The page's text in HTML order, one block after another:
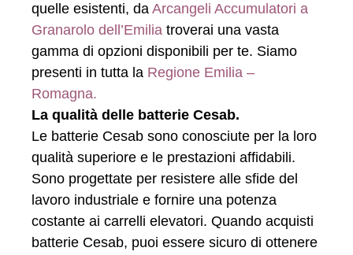
quelle esistenti, da Arcangeli Accumulatori a
Granarolo dell’Emilia troverai una vasta
gamma di opzioni disponibili per te. Siamo
presenti in tutta la Regione Emilia –
Romagna.
La qualità delle batterie Cesab.
Le batterie Cesab sono conosciute per la loro
qualità superiore e le prestazioni affidabili.
Sono progettate per resistere alle sfide del
lavoro industriale e fornire una potenza
costante ai carrelli elevatori. Quando acquisti
batterie Cesab, puoi essere sicuro di ottenere